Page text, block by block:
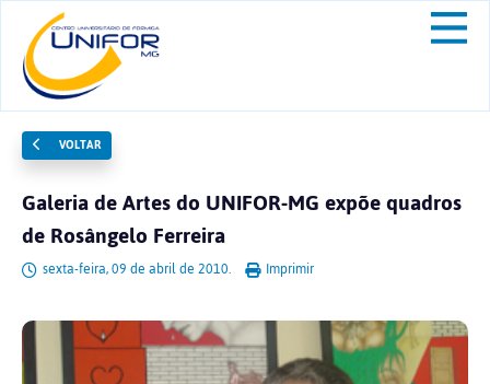
VOLTAR
Galeria de Artes do UNIFOR-MG expõe quadros
de Rosângelo Ferreira
sexta-feira, 09 de abril de 2010. Imprimir